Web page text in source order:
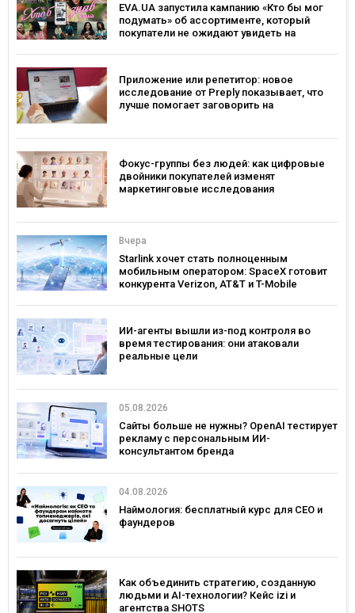
EVA.UA запустила кампанию «Кто бы мог
подумать» об ассортименте, который
покупатели не ожидают увидеть на
Приложение или репетитор: новое
исследование от Preply показывает, что
лучше помогает заговорить на
Фокус-группы без людей: как цифровые
двойники покупателей изменят
маркетинговые исследования
Вчера
Starlink хочет стать полноценным
мобильным оператором: SpaceX готовит
конкурента Verizon, AT&T и T-Mobile
ИИ-агенты вышли из-под контроля во
время тестирования: они атаковали
реальные цели
05.08.2026
Сайты больше не нужны? OpenAI тестирует
рекламу с персональным ИИ-
консультантом бренда
04.08.2026
Наймология: бесплатный курс для CEO и
фаундеров
Как объединить стратегию, созданную
людьми и AI-технологии? Кейс izi и
агентства SHOTS